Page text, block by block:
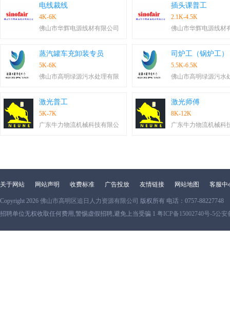
电线裁线
4K-6K
佛山市华辉电源线材有限公司
插头课普工
2.1K-4.5K
佛山市华辉电源线材
蒸汽罐车充卸装专员
5K-6K
佛山市高明绿源污水处理有限
司炉工（锅炉工）
5.5K-6.5K
佛山市高明绿源污水
激光普工
5K-7K
广东牛力物流机械科技有限公
激光师傅
8K-12K
广东牛力物流机械科
关于网站 网站声明 收费标准 广告投放 友情链接 网站地图 客服中
Copyright 2026 佛山市高明区追日人力资源有限公司 版权所有 电话：0757-88227748
招聘单位无权收取任何费用,警惕虚假招聘,避免上当受骗 1 粤ICP备15002740号-5公安